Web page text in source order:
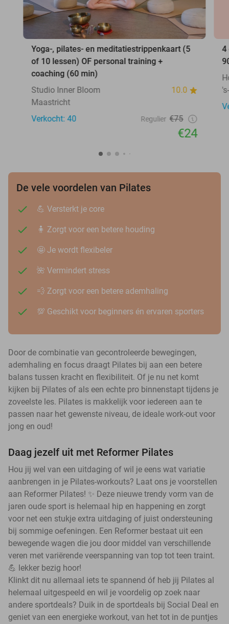
Yoga-, pilates- en meditatiestrippenkaart (5
of 10 lessen) OF personal training +
coaching (60 min)
Studio Inner Bloom
10.0
Maastricht
Verkocht: 40
Regulier €75
€24
4
De vele voordelen van Pilates
💪 Versterkt je core
🧍 Zorgt voor een betere houding
🤩 Je wordt flexibeler
🌺 Vermindert stress
💨 Zorgt voor een betere ademhaling
💯 Geschikt voor beginners én ervaren sporters
Door de combinatie van gecontroleerde bewegingen,
ademhaling en focus draagt Pilates bij aan een betere
balans tussen kracht en flexibiliteit. Of je nu net komt
kijken bij Pilates of als een echte pro binnenstapt tijdens je
zoveelste les. Pilates is makkelijk voor iedereen aan te
passen naar het gewenste niveau, de ideale work-out voor
jong en oud!
Daag jezelf uit met Reformer Pilates
Hou jij wel van een uitdaging of wil je eens wat variatie
aanbrengen in je Pilates-workouts? Laat ons je voorstellen
aan Reformer Pilates! ✨ Deze nieuwe trendy vorm van de
jaren oude sport is helemaal hip en happening en zorgt
voor net een stukje extra uitdaging of juist ondersteuning
bij sommige oefeningen. Een Reformer bestaat uit een
bewegende wagen die jou door middel van verschillende
veren met variërende veerspanning van top tot teen traint.
💪 lekker bezig hoor!
Klinkt dit nu allemaal iets te spannend óf heb jij Pilates al
helemaal uitgespeeld en wil je voordelig op zoek naar
andere sportdeals? Duik in de sportdeals bij Social Deal en
geniet van een energieke workout, van het tot in de puntjes